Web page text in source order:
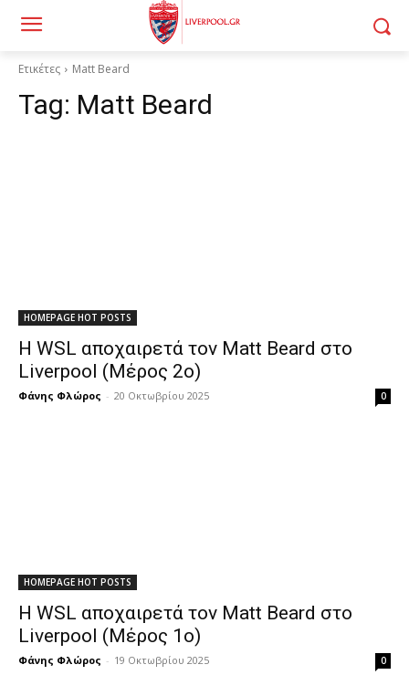
Ετικέτες Matt Beard
Tag: Matt Beard
HOMEPAGE HOT POSTS
Η WSL αποχαιρετά τον Matt Beard στο
Liverpool (Μέρος 2ο)
Φάνης Φλώρος - 20 Οκτωβρίου 2025 0
HOMEPAGE HOT POSTS
Η WSL αποχαιρετά τον Matt Beard στο
Liverpool (Μέρος 1ο)
Φάνης Φλώρος - 19 Οκτωβρίου 2025 0